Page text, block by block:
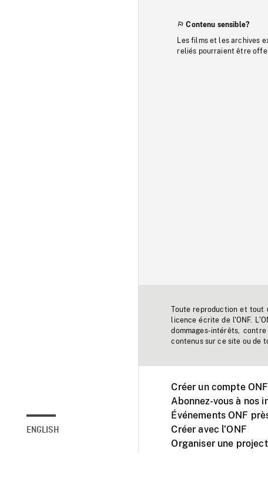
ENGLISH
Contenu sensible?
Les films et les archives
reliés pourraient être
Toute reproduction et
licence écrite de l'ONF.
dommages-intérêts,
contenus sur ce site ou de
Créer un compte
Abonnez-vous à nos
Événements ONF
Créer avec l’ONF
Organiser une